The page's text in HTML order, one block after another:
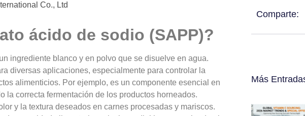
Co., Ltd
ácido de sodio (SAPP)?
ingrediente blanco y en polvo que se disuelve en agua.
diversas aplicaciones, especialmente para controlar la
alimenticios. Por ejemplo, es un componente esencial en
la correcta fermentación de los productos horneados.
y la textura deseados en carnes procesadas y mariscos.
Comparte:
Más